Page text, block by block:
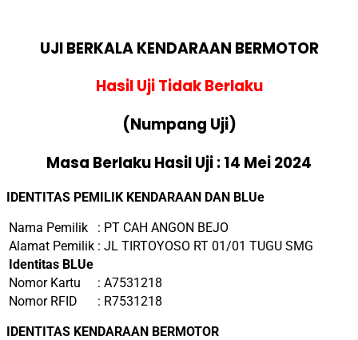
UJI BERKALA KENDARAAN BERMOTOR
Hasil Uji Tidak Berlaku
(Numpang Uji)
Masa Berlaku Hasil Uji : 14 Mei 2024
IDENTITAS PEMILIK KENDARAAN DAN BLUe
Nama Pemilik
: PT CAH ANGON BEJO
Alamat Pemilik : JL TIRTOYOSO RT 01/01 TUGU SMG
Identitas BLUe
Nomor Kartu
: A7531218
Nomor RFID
: R7531218
IDENTITAS KENDARAAN BERMOTOR